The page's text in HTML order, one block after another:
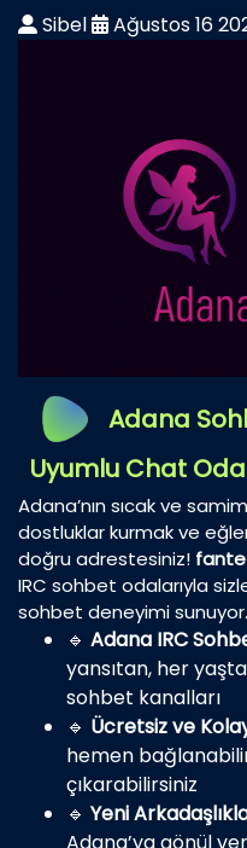
Sibel Ağustos 16
Adana
Uyumlu Chat
Adana’nın sıcak ve
dostluklar kurmak ve
doğru adrestesiniz!
IRC sohbet odalarıyla
sohbet deneyimi sunuyor.
🔹 Adana IRC
yansıtan, her
sohbet kanalları
🔹 Ücretsiz ve
hemen
çıkarabilirsiniz
🔹 Yeni
Adana’ya gönül